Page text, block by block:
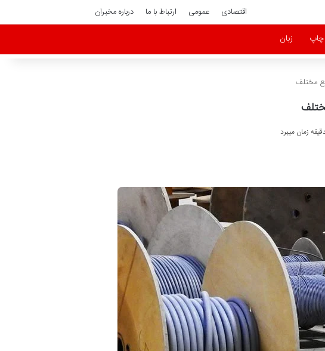
اقتصادی عمومی ارتباط با ما درباره مخبران
چاپ زبان
مختلف